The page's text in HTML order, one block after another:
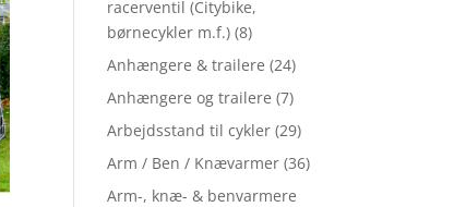
racerventil (Citybike,
børnecykler m.f.) (8)
Anhængere & trailere (24)
Anhængere og trailere (7)
Arbejdsstand til cykler (29)
Arm / Ben / Knævarmer (36)
Arm-, knæ- & benvarmere